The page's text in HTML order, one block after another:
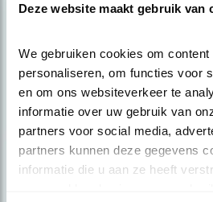
Deze website maakt gebruik van
We gebruiken cookies om
personaliseren, om functies voor
en om ons websiteverkeer te
informatie over uw gebruik van
partners voor social media,
partners kunnen deze gegevens
informatie die u aan ze heeft